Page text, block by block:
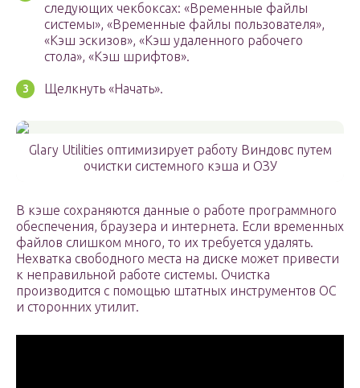
следующих чекбоксах: «Временные файлы
системы», «Временные файлы пользователя»,
«Кэш эскизов», «Кэш удаленного рабочего
стола», «Кэш шрифтов».
Щелкнуть «Начать».
Glary Utilities оптимизирует работу Виндовс путем
очистки системного кэша и ОЗУ
В кэше сохраняются данные о работе программного
обеспечения, браузера и интернета. Если временных
файлов слишком много, то их требуется удалять.
Нехватка свободного места на диске может привести
к неправильной работе системы. Очистка
производится с помощью штатных инструментов ОС
и сторонних утилит.